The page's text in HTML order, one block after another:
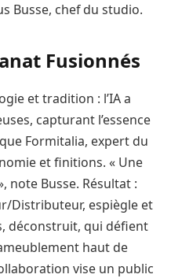
Busse, chef du studio.
Fusionnés
et tradition : l’IA a
capturant l’essence
Formitalia, expert du
et finitions. « Une
note Busse. Résultat :
Distributeur, espiègle et
déconstruit, qui défient
haut de
vise un public